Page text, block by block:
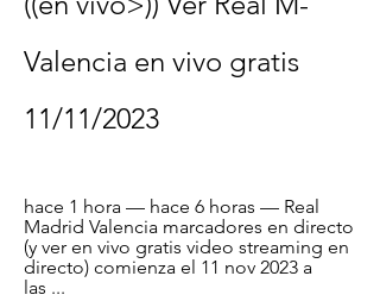
Valencia en vivo gratis
11/11/2023
hace 1 hora — hace 6 horas — Real
Madrid Valencia marcadores en directo
(y ver en vivo gratis video streaming en
directo) comienza el 11 nov 2023 a
las ...